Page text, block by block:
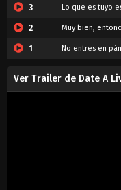
3 Lo que es tuyo
2 Muy bien,
1 No entres en
Ver Trailer de Date A